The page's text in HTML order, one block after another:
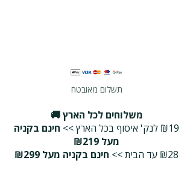
תשלום מאובטח
משלוחים לכל הארץ 🚚
₪19 לנק' איסוף בכל הארץ >>
חינם בקניה
מעל ₪219
₪28 עד הבית >>
חינם בקניה מעל ₪299